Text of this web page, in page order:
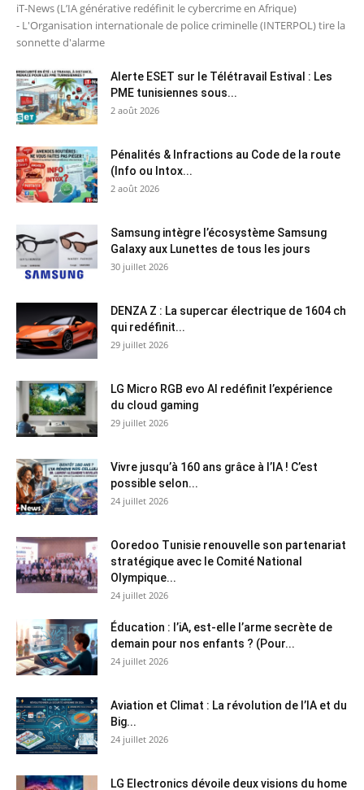
iT-News (L’IA générative redéfinit le cybercrime en Afrique)
- L'Organisation internationale de police criminelle (INTERPOL) tire la
sonnette d'alarme
Alerte ESET sur le Télétravail Estival : Les
PME tunisiennes sous...
2 août 2026
Pénalités & Infractions au Code de la route
(Info ou Intox...
2 août 2026
Samsung intègre l’écosystème Samsung
Galaxy aux Lunettes de tous les jours
30 juillet 2026
DENZA Z : La supercar électrique de 1604 ch
qui redéfinit...
29 juillet 2026
LG Micro RGB evo AI redéfinit l’expérience
du cloud gaming
29 juillet 2026
Vivre jusqu’à 160 ans grâce à l’IA ! C’est
possible selon...
24 juillet 2026
Ooredoo Tunisie renouvelle son partenariat
stratégique avec le Comité National
Olympique...
24 juillet 2026
Éducation : l’iA, est-elle l’arme secrète de
demain pour nos enfants ? (Pour...
24 juillet 2026
Aviation et Climat : La révolution de l’IA et du
Big...
24 juillet 2026
LG Electronics dévoile deux visions du home